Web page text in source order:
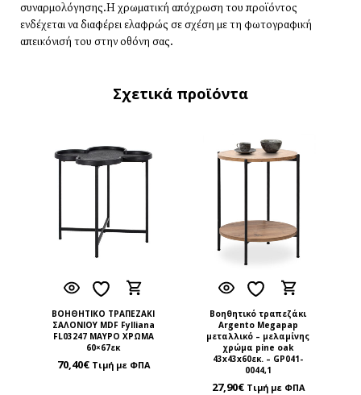
συναρμολόγησης.Η χρωματική απόχρωση του προϊόντος
ενδέχεται να διαφέρει ελαφρώς σε σχέση με τη φωτογραφική
απεικόνισή του στην οθόνη σας.
Σχετικά προϊόντα
ΒΟΗΘΗΤΙΚΟ ΤΡΑΠΕΖΑΚΙ
ΣΑΛΟΝΙΟΥ MDF Fylliana
FL03247 ΜΑΥΡΟ ΧΡΩΜΑ
60×67εκ
70,40€ Τιμή με ΦΠΑ
Βοηθητικό τραπεζάκι
Argento Megapap
μεταλλικό – μελαμίνης
χρώμα pine oak
43x43x60εκ. – GP041-
0044,1
27,90€ Τιμή με ΦΠΑ